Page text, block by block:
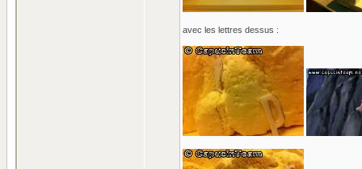
avec les lettres dessus :